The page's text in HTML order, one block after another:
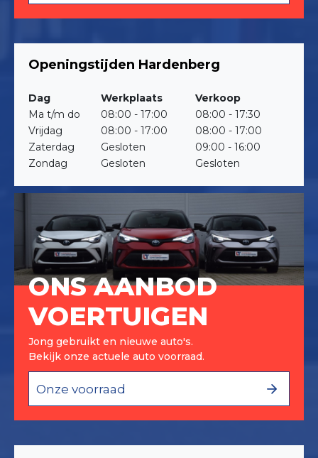
Openingstijden Hardenberg
Dag Werkplaats
Verkoop
Ma t/m do
08:00 - 17:00
08:00 - 17:30
Vrijdag
08:00 - 17:00
08:00 - 17:00
Zaterdag
Gesloten
09:00 - 16:00
Zondag
Gesloten Gesloten
ONS AANBOD
VOERTUIGEN
Jong gebruikt en nieuwe auto's.
Bekijk onze actuele auto voorraad.
Onze voorraad